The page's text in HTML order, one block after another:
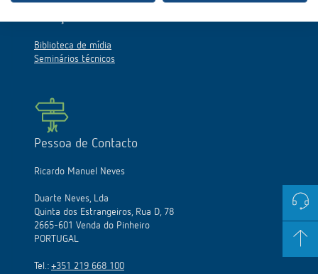
Biblioteca de mídia
Seminários técnicos
Pessoa de Contacto
Ricardo Manuel Neves
Duarte Neves, Lda
Quinta dos Estrangeiros, Rua D, 78
2665-601 Venda do Pinheiro
PORTUGAL
Tel.: +351 219 668 100